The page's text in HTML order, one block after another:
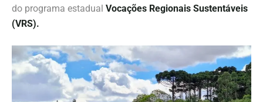
do programa estadual Vocações Regionais Sustentáveis
(VRS).